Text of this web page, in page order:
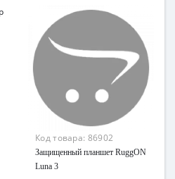
Код товара: 86902
Защищенный планшет RuggON
Luna 3